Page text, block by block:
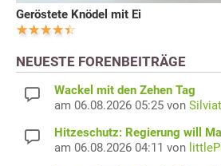
Geröstete Knödel mit Ei
NEUESTE FORENBEITRÄGE
Wackel mit den Zehen Tag
am 06.08.2026 05:25 von
Hitzeschutz: Regierung will
am 06.08.2026 04:11 von